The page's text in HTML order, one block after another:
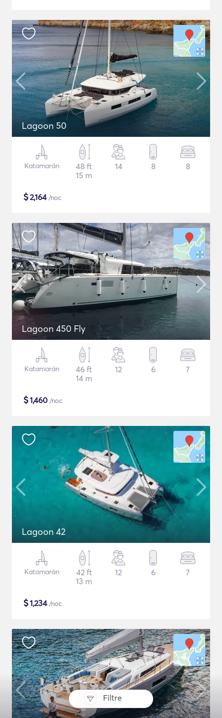
Filtre
Lagoon 50
Katamarán
48 ft
15 m
14 8 8
$2,164/noc
Lagoon 450 Fly
Katamarán
46 ft
14 m
12 6 7
$1,460 /noc
Lagoon 42
Katamarán
42 ft
13 m
12 6 7
$1,234/noc